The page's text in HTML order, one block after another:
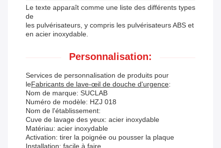
Le texte apparaît comme une liste des différents types
de
les pulvérisateurs, y compris les pulvérisateurs ABS et
en acier inoxydable.
Personnalisation:
Services de personnalisation de produits pour
leFabricants de lave-œil de douche d'urgence:
Nom de marque: SUCLAB
Numéro de modèle: HZJ 018
Nom de l'établissement:
Cuve de lavage des yeux: acier inoxydable
Matériau: acier inoxydable
Activation: tirer la poignée ou pousser la plaque
Installation: facile à faire